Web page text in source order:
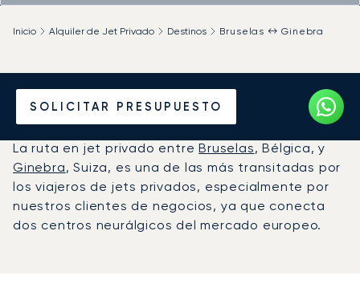
SOLICITAR PRESUPUESTO
Inicio Alquiler de Jet Privado Destinos Bruselas ↔ Ginebra
Alquile un Jet Privado de
Bruselas a Ginebra
La ruta en jet privado entreBruselas, Bélgica, y
Ginebra, Suiza, es una de las más transitadas por
los viajeros de jets privados, especialmente por
nuestros clientes de negocios, ya que conecta
dos centros neurálgicos del mercado europeo.